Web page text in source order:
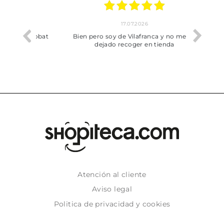
trobat
17.07.2026
Bien pero soy de Vilafranca y no me ha
dejado recoger en tienda
Atención al cliente
Aviso legal
Politica de privacidad y cookies